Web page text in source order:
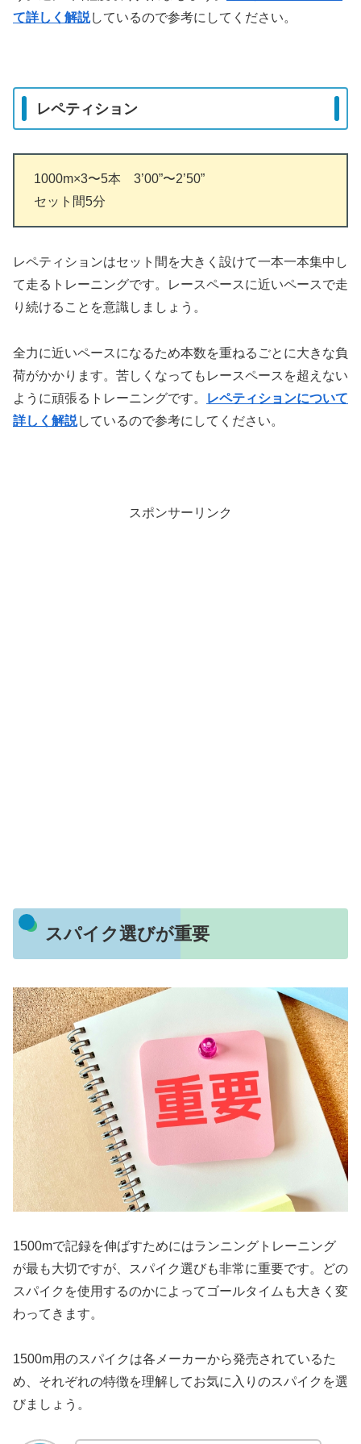
て詳しく解説しているので参考にしてください。
レペティション
1000m×3〜5本 3’00”〜2’50”
セット間5分
レペティションはセット間を大きく設けて一本一本集中し
て走るトレーニングです。レースペースに近いペースで走
り続けることを意識しましょう。
全力に近いペースになるため本数を重ねるごとに大きな負
荷がかかります。苦しくなってもレースペースを超えない
ように頑張るトレーニングです。
レペティションについて
詳しく解説しているので参考にしてください。
スポンサーリンク
スパイク選びが重要
1500mで記録を伸ばすためにはランニングトレーニング
が最も大切ですが、スパイク選びも非常に重要です。どの
スパイクを使用するのかによってゴールタイムも大きく変
わってきます。
1500m用のスパイクは各メーカーから発売されているた
め、それぞれの特徴を理解してお気に入りのスパイクを選
びましょう。